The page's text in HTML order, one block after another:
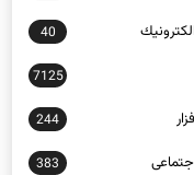
40
7125
244
383